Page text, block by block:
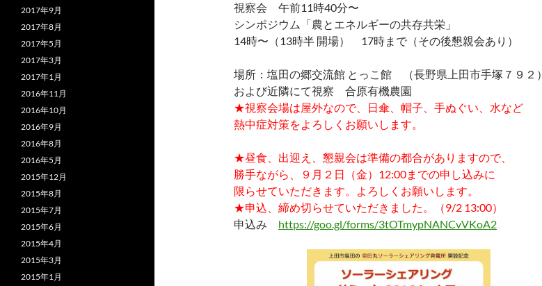
視察会 午前11時40分〜
シンポジウム「農とエネルギーの共存共栄」
14時〜（13時半 開場） 17時まで（その後懇親会あり）
場所：塩田の郷交流館 とっこ館 （長野県上田市手塚７９２）
および近隣にて視察 合原有機農園
★視察会場は屋外なので、日傘、帽子、手ぬぐい、水など
熱中症対策をよろしくお願いします。
★昼食、出迎え、懇親会は準備の都合がありますので、
勝手ながら、９月２日（金）12:00までの申し込みに
限らせていただきます。よろしくお願いします。
★申込、締め切らせていただきました。（9/2 13:00）
申込み https://goo.gl/forms/3tOTmypNANCvVKoA2
2017年9月
2017年8月
2017年5月
2017年3月
2017年1月
2016年11月
2016年10月
2016年9月
2016年8月
2016年5月
2015年12月
2015年8月
2015年7月
2015年6月
2015年4月
2015年3月
2015年1月